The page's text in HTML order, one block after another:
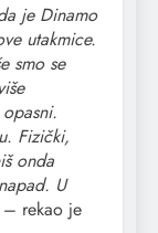
je Dinamo
utakmice.
smo se
Fizički,
onda
U
rekao je